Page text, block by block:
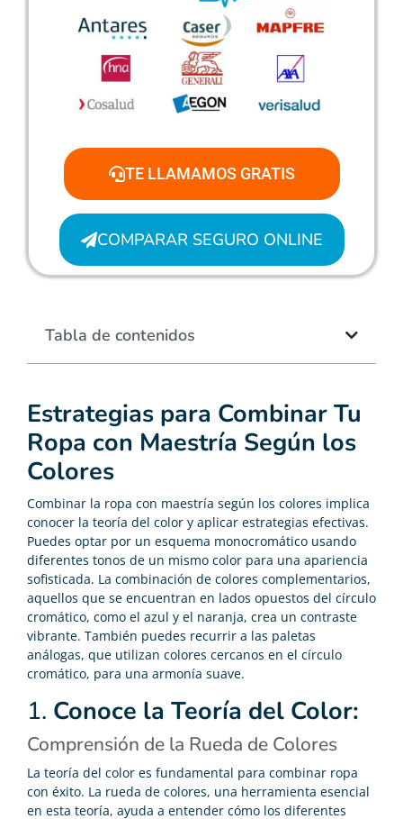
Estrategias para Combinar Tu
Ropa con Maestría Según los
Colores
Combinar la ropa con maestría según los colores implica
conocer la teoría del color y aplicar estrategias efectivas.
Puedes optar por un esquema monocromático usando
diferentes tonos de un mismo color para una apariencia
sofisticada. La combinación de colores complementarios,
aquellos que se encuentran en lados opuestos del círculo
cromático, como el azul y el naranja, crea un contraste
vibrante. También puedes recurrir a las paletas
análogas, que utilizan colores cercanos en el círculo
cromático, para una armonía suave.
1. Conoce la Teoría del Color:
Comprensión de la Rueda de Colores
La teoría del color es fundamental para combinar ropa
con éxito. La rueda de colores, una herramienta esencial
en esta teoría, ayuda a entender cómo los diferentes
TE LLAMAMOS GRATIS
COMPARAR SEGURO ONLINE
Tabla de contenidos